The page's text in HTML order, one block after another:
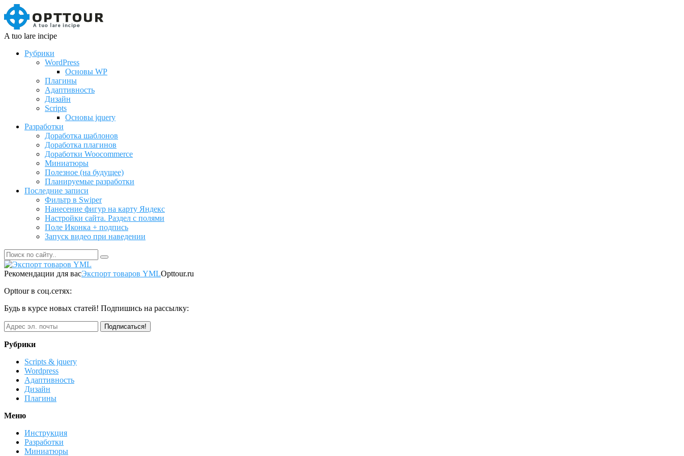
A tuo lare incipe
Рубрики
WordPress
Основы WP
Плагины
Адаптивность
Дизайн
Scripts
Основы jquery
Разработки
Доработка шаблонов
Доработка плагинов
Доработки Woocommerce
Миниатюры
Полезное (на будущее)
Планируемые разработки
Последние записи
Фильтр в Swiper
Нанесение фигур на карту Яндекс
Настройки сайта. Раздел с полями
Поле Иконка + подпись
Запуск видео при наведении
Рекомендации для васЭкспорт товаров YMLOpttour.ru
Opttour в соц.сетях:
Будь в курсе новых статей! Подпишись на рассылку:
Рубрики
Scripts & jquery
Wordpress
Адаптивность
Дизайн
Плагины
Меню
Инструкция
Разработки
Миниатюры